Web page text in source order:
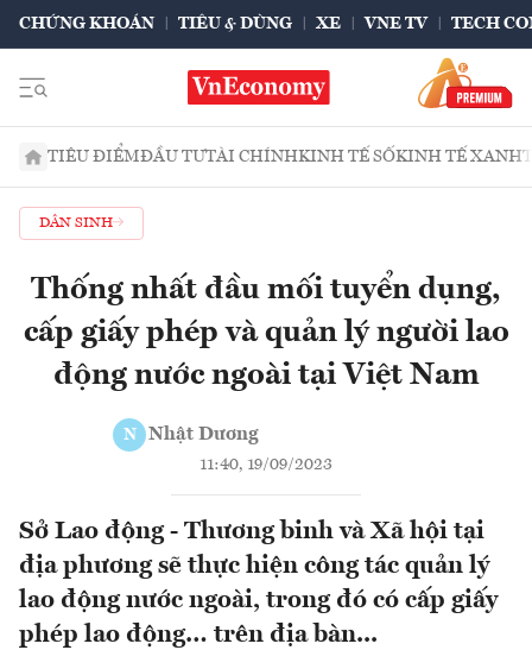
CHỨNG KHOÁN TIÊU & DÙNG XE VNE TV TECH
TIÊU ĐIỂMĐẦU TƯTÀI CHÍNHKINH TẾ SỐKINH TẾ XANH
DÂN SINH
Thống nhất đầu mối tuyển dụng,
cấp giấy phép và quản lý người lao
động nước ngoài tại Việt Nam
N Nhật Dương
11:40, 19/09/2023
Sở Lao động - Thương binh và Xã hội tại
địa phương sẽ thực hiện công tác quản lý
lao động nước ngoài, trong đó có cấp giấy
phép lao động… trên địa bàn...